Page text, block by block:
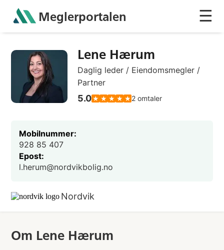
Meglerportalen ☰
Lene Hærum
Daglig leder / Eiendomsmegler /
Partner
5.0★ ★ ★ ★ ★ 2 omtaler
Mobilnummer:
928 85 407
Epost:
l.herum@nordvikbolig.no
Nordvik
Om Lene Hærum